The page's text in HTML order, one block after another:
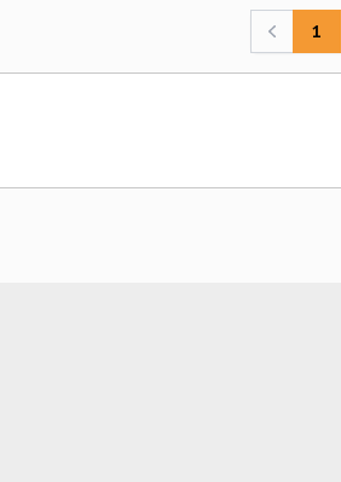
Previous
1